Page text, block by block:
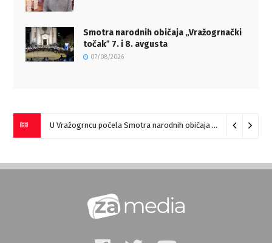
Smotra narodnih običaja „Vražogrnački
točakˮ 7. i 8. avgusta
07/08/2026
U Vražogrncu počela Smotra narodnih običaja „Vražogrnački točak“